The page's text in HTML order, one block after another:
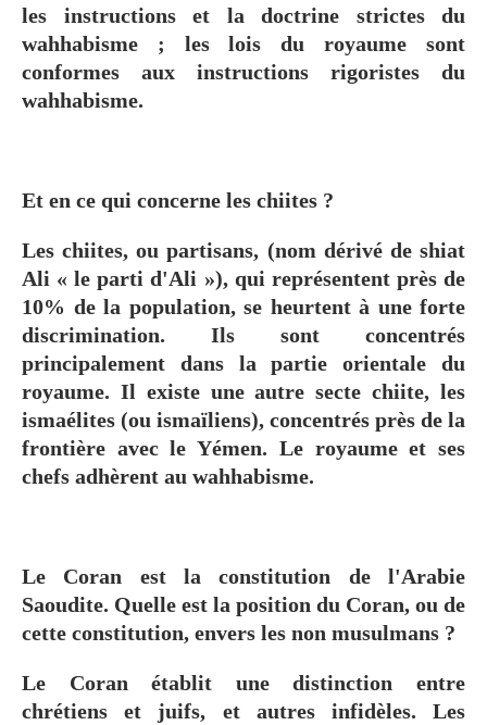
les instructions et la doctrine strictes du
wahhabisme ; les lois du royaume sont
conformes aux instructions rigoristes du
wahhabisme.
Et en ce qui concerne les chiites ?
Les chiites, ou partisans, (nom dérivé de shiat
Ali « le parti d'Ali »), qui représentent près de
10% de la population, se heurtent à une forte
discrimination. Ils sont concentrés
principalement dans la partie orientale du
royaume. Il existe une autre secte chiite, les
ismaélites (ou ismaïliens), concentrés près de la
frontière avec le Yémen. Le royaume et ses
chefs adhèrent au wahhabisme.
Le Coran est la constitution de l'Arabie
Saoudite. Quelle est la position du Coran, ou de
cette constitution, envers les non musulmans ?
Le Coran établit une distinction entre
chrétiens et juifs, et autres infidèles. Les